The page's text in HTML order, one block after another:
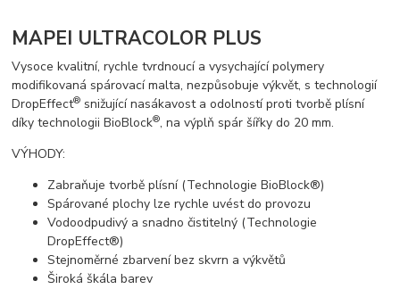
MAPEI ULTRACOLOR PLUS
Vysoce kvalitní, rychle tvrdnoucí a vysychající polymery
modifikovaná spárovací malta, nezpůsobuje výkvět, s technologií
DropEffect® snižující nasákavost a odolností proti tvorbě plísní
díky technologii BioBlock®, na výplň spár šířky do 20 mm.
VÝHODY:
Zabraňuje tvorbě plísní (Technologie BioBlock®)
Spárované plochy lze rychle uvést do provozu
Vodoodpudivý a snadno čistitelný (Technologie
DropEffect®)
Stejnoměrné zbarvení bez skvrn a výkvětů
Široká škála barev